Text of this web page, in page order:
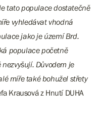
tato populace dostatečně
vyhledávat vhodná
jako je území Brd.
populace početně
Důvodem je
míře také bohužel střety
Krausová z Hnutí DUHA